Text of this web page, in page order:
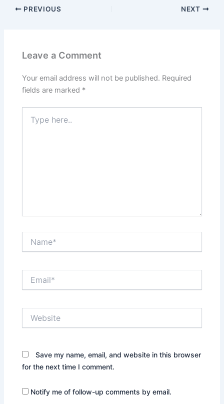
PREVIOUS NEXT
Leave a Comment
Your email address will not be published. Required
fields are marked *
here..
Save my name, email, and website in this browser
for the next time I comment.
Notify me of follow-up comments by email.